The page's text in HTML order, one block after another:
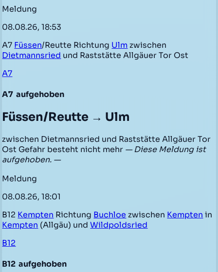
Meldung
08.08.26, 18:53
A7 Füssen/Reutte Richtung Ulm zwischen
Dietmannsried und Raststätte Allgäuer Tor Ost
A7
A7 aufgehoben
Füssen/Reutte → Ulm
zwischen Dietmannsried und Raststätte Allgäuer Tor
Ost Gefahr besteht nicht mehr — Diese Meldung ist
aufgehoben. —
Meldung
08.08.26, 18:01
B12 Kempten Richtung Buchloe zwischen Kempten in
Kempten (Allgäu) undWildpoldsried
B12
B12 aufgehoben